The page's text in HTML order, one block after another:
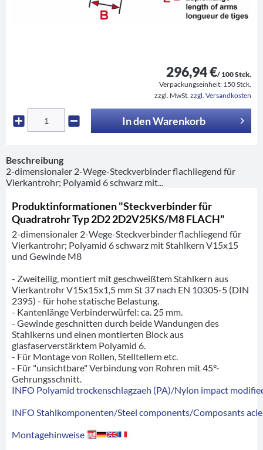
296,94 €/ 100 Stck.
Verpackungseinheit: 150 Stck.
zzgl. MwSt. zzgl. Versandkosten
In denWarenkorb
Beschreibung
2-dimensionaler 2-Wege-Steckverbinder flachliegend für
Vierkantrohr; Polyamid 6 schwarz mit...
Produktinformationen "Steckverbinder für
Quadratrohr Typ 2D2 2D2V25KS/M8 FLACH"
2-dimensionaler 2-Wege-Steckverbinder flachliegend für
Vierkantrohr; Polyamid 6 schwarz mit Stahlkern V15x15
und Gewinde M8
- Zweiteilig, montiert mit geschweißtem Stahlkern aus
Vierkantrohr V15x15x1,5 mm St 37 nach EN 10305-5 (DIN
2395) - für hohe statische Belastung.
- Kantenlänge Verbinderwürfel: ca. 25 mm.
- Gewinde geschnitten durch beide Wandungen des
Stahlkerns und einen montierten Block aus
glasfaserverstärktem Polyamid 6.
- Für Montage von Rollen, Stelltellern etc.
- Für "unsichtbare" Verbindung von Rohren mit 45°-
Gehrungsschnitt.
INFO Polyamid trockenschlagzaeh (PA)/Nylon impact
INFO Stahlkomponenten/Steel components/Composants
Montagehinweise